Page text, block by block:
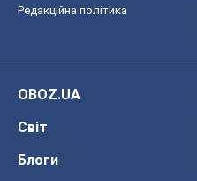
Редакційна політика
OBOZ.UA
Світ
Блоги